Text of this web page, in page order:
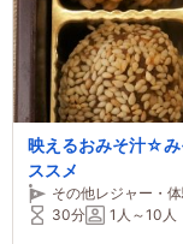
映えるおみそ汁☆み
ススメ
その他レジャー・
30分
1人～10人